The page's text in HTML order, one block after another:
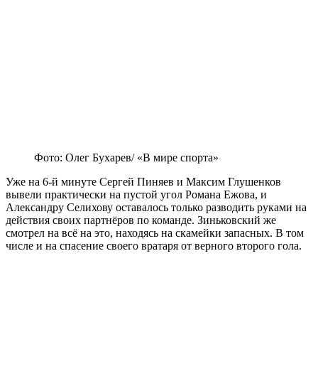
Фото: Олег Бухарев/ «В мире спорта»
Уже на 6-й минуте Сергей Пиняев и Максим Глушенков
вывели практически на пустой угол Романа Ежова, и
Александру Селихову оставалось только разводить руками на
действия своих партнёров по команде. Зиньковский же
смотрел на всё на это, находясь на скамейки запасных. В том
числе и на спасение своего вратаря от верного второго гола.